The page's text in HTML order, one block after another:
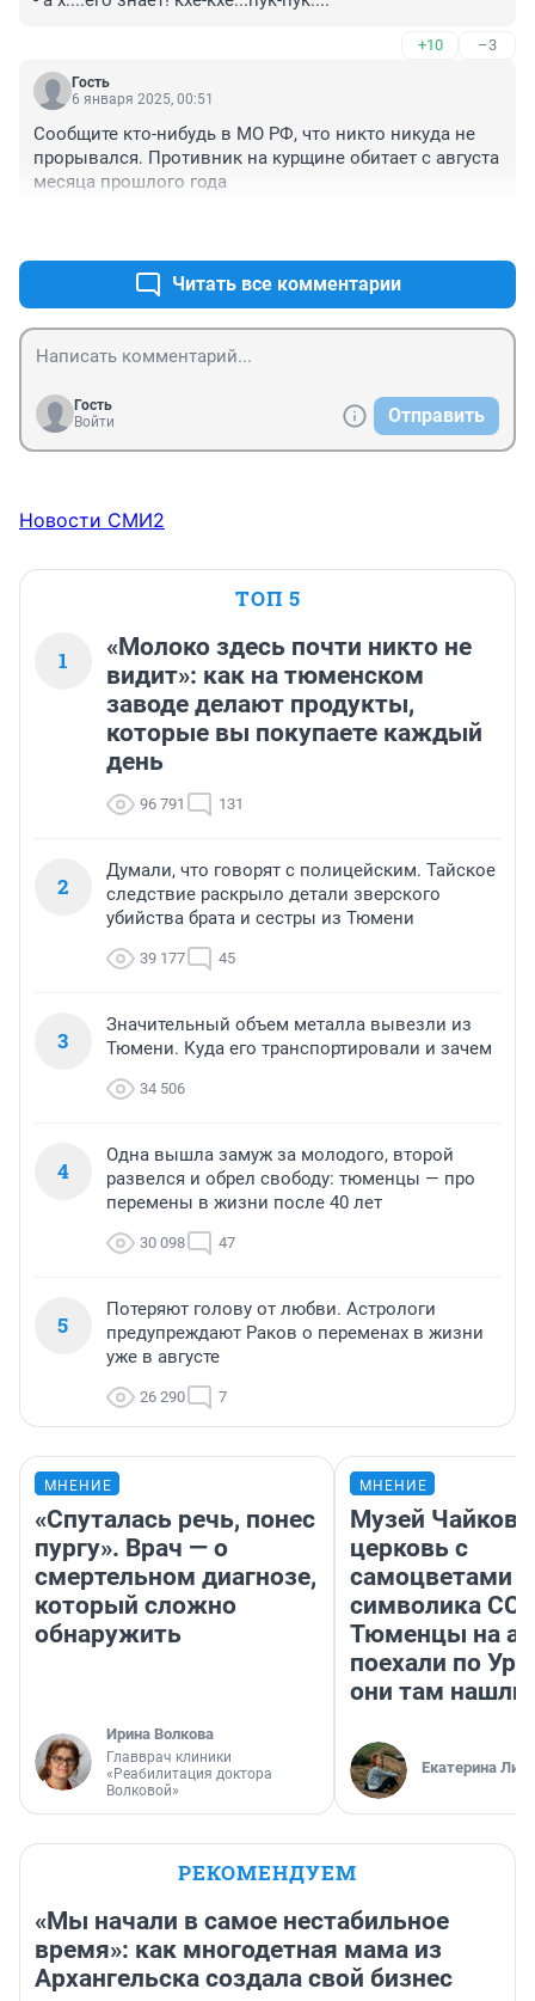
+10 –3
Гость
6 января 2025, 00:51
Сообщите кто-нибудь в МО РФ, что никто никуда не
прорывался. Противник на курщине обитает с августа
месяца прошлого года
Читать все комментарии
Гость
Войти
Отправить
Новости СМИ2
ТОП 5
1
«Молоко здесь почти никто не
видит»: как на тюменском
заводе делают продукты,
которые вы покупаете каждый
день
96 791 131
2
Думали, что говорят с полицейским. Тайское
следствие раскрыло детали зверского
убийства брата и сестры из Тюмени
39 177 45
3
Значительный объем металла вывезли из
Тюмени. Куда его транспортировали и зачем
34 506
4
Одна вышла замуж за молодого, второй
развелся и обрел свободу: тюменцы — про
перемены в жизни после 40 лет
30 098 47
5
Потеряют голову от любви. Астрологи
предупреждают Раков о переменах в жизни
уже в августе
26 290 7
МНЕНИЕ
«Спуталась речь, понес
пургу». Врач — о
смертельном диагнозе,
который сложно
обнаружить
Ирина Волкова
Главврач клиники
«Реабилитация доктора
Волковой»
МНЕНИЕ
Музей
церковь с
самоцветами
символика
Тюменцы на
поехали по
они там нашли
Екатерина
РЕКОМЕНДУЕМ
«Мы начали в самое нестабильное
время»: как многодетная мама из
Архангельска создала свой бизнес